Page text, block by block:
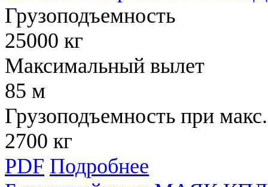
Грузоподъемность
25000 кг
Максимальный вылет
85 м
Грузоподъемность при
2700 кг
PDF Подробнее